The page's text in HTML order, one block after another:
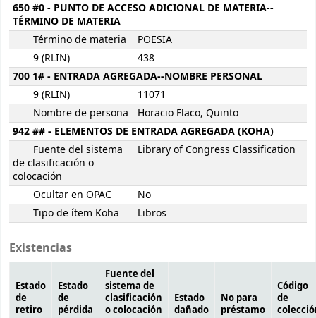
650 #0 - PUNTO DE ACCESO ADICIONAL DE MATERIA--
TÉRMINO DE MATERIA
Término de materia
POESIA
9 (RLIN)
438
700 1# - ENTRADA AGREGADA--NOMBRE PERSONAL
9 (RLIN)
11071
Nombre de persona
Horacio Flaco, Quinto
942 ## - ELEMENTOS DE ENTRADA AGREGADA (KOHA)
Fuente del sistema
de clasificación o
colocación
Library of Congress Classification
Ocultar en OPAC
No
Tipo de ítem Koha
Libros
Existencias
Estado
de
retiro
Estado
de
pérdida
Fuente del
sistema de
clasificación
o colocación
Estado
dañado
No para
préstamo
Código
de